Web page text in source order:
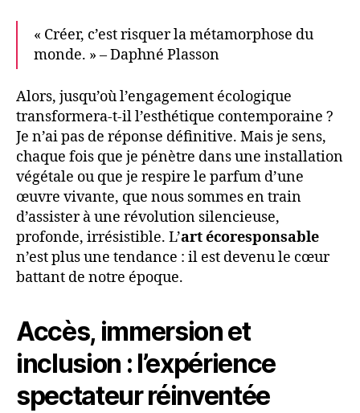
« Créer, c’est risquer la métamorphose du
monde. » – Daphné Plasson
Alors, jusqu’où l’engagement écologique
transformera-t-il l’esthétique contemporaine ?
Je n’ai pas de réponse définitive. Mais je sens,
chaque fois que je pénètre dans une installation
végétale ou que je respire le parfum d’une
œuvre vivante, que nous sommes en train
d’assister à une révolution silencieuse,
profonde, irrésistible. L’art écoresponsable
n’est plus une tendance : il est devenu le cœur
battant de notre époque.
Accès, immersion et
inclusion : l’expérience
spectateur réinventée